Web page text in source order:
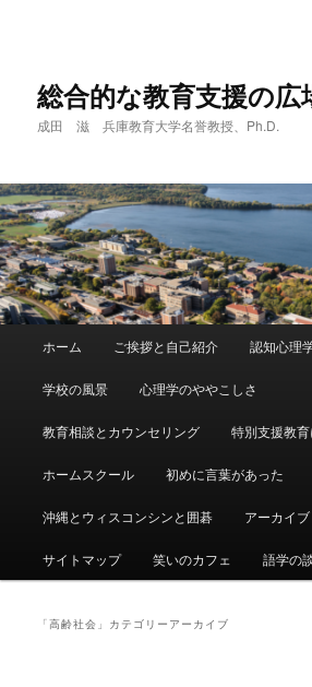
へ
移
動
移
動
総合的な教育支援の広
成田 滋 兵庫教育大学名誉教授、Ph.D.
ホーム ご挨拶と自己紹介 認知心理
学校の風景 心理学のややこしさ
教育相談とカウンセリング 特別支援教
ホームスクール 初めに言葉があった
沖縄とウィスコンシンと囲碁 アーカイブ
サイトマップ 笑いのカフェ 語学の
「高齢社会 」カテゴリーアーカイブ